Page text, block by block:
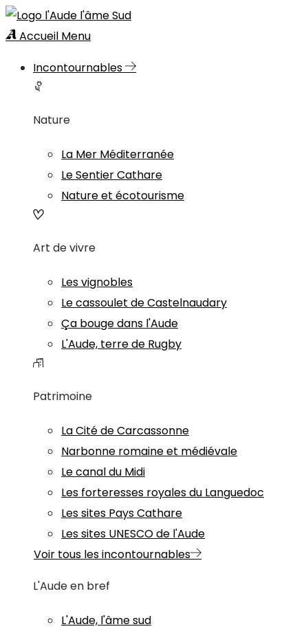
Accueil Menu
Incontournables
Nature
La Mer Méditerranée
Le Sentier Cathare
Nature et écotourisme
Art de vivre
Les vignobles
Le cassoulet de Castelnaudary
Ça bouge dans l'Aude
L'Aude, terre de Rugby
Patrimoine
La Cité de Carcassonne
Narbonne romaine et médiévale
Le canal du Midi
Les forteresses royales du Languedoc
Les sites Pays Cathare
Les sites UNESCO de l'Aude
Voir tous les incontournables
L'Aude en bref
L'Aude, l'âme sud